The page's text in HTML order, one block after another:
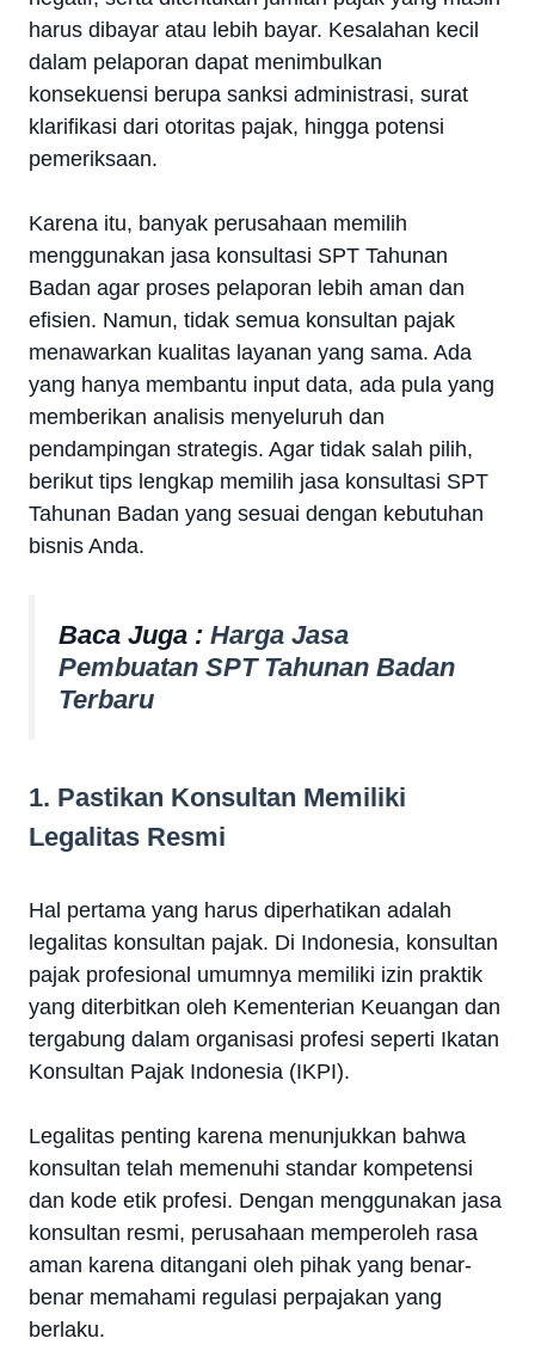
harus dibayar atau lebih bayar. Kesalahan kecil
dalam pelaporan dapat menimbulkan
konsekuensi berupa sanksi administrasi, surat
klarifikasi dari otoritas pajak, hingga potensi
pemeriksaan.
Karena itu, banyak perusahaan memilih
menggunakan jasa konsultasi SPT Tahunan
Badan agar proses pelaporan lebih aman dan
efisien. Namun, tidak semua konsultan pajak
menawarkan kualitas layanan yang sama. Ada
yang hanya membantu input data, ada pula yang
memberikan analisis menyeluruh dan
pendampingan strategis. Agar tidak salah pilih,
berikut tips lengkap memilih jasa konsultasi SPT
Tahunan Badan yang sesuai dengan kebutuhan
bisnis Anda.
Baca Juga : Harga Jasa
Pembuatan SPT Tahunan Badan
Terbaru
1. Pastikan Konsultan Memiliki
Legalitas Resmi
Hal pertama yang harus diperhatikan adalah
legalitas konsultan pajak. Di Indonesia, konsultan
pajak profesional umumnya memiliki izin praktik
yang diterbitkan oleh Kementerian Keuangan dan
tergabung dalam organisasi profesi seperti Ikatan
Konsultan Pajak Indonesia (IKPI).
Legalitas penting karena menunjukkan bahwa
konsultan telah memenuhi standar kompetensi
dan kode etik profesi. Dengan menggunakan jasa
konsultan resmi, perusahaan memperoleh rasa
aman karena ditangani oleh pihak yang benar-
benar memahami regulasi perpajakan yang
berlaku.